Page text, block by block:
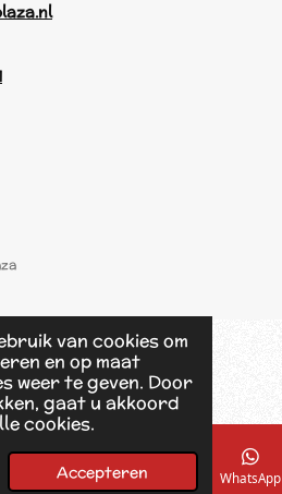
van cookies om
en op maat
weer te geven. Door
gaat u akkoord
cookies.
Accepteren
Kaart Facebook WhatsApp